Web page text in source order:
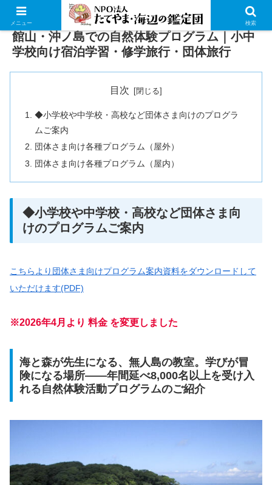
館山・沖ノ島での自然体験プログラム｜小中
学校向け宿泊学習・修学旅行・団体旅行
目次
◆小学校や中学校・高校など団体さま向けのプログラ
ムご案内
団体さま向け各種プログラム（屋外）
団体さま向け各種プログラム（屋内）
◆小学校や中学校・高校など団体さま向
けのプログラムご案内
こちらより団体さま向けプログラム案内資料をダウンロードして
いただけます(PDF)
※2026年4月より 料金 を変更しました
海と森が先生になる、無人島の教室。学びが冒
険になる場所――年間延べ8,000名以上を受け入
れる自然体験活動プログラムのご紹介
メニュー 検索